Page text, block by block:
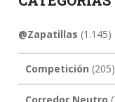
@Zapatillas (1.145)
Competición (205)